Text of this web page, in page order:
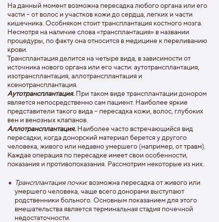
На данный момент возможна пересадка любого органа или его
части – от волос и участков кожи до сердца, легких и части
кишечника. Особняком стоит трансплантация костного мозга.
Несмотря на наличие слова «трансплантация» в названии
процедуры, по факту она относится в медицине к переливанию
крови.
Трансплантация делится на четыре вида, в зависимости от
источника нового органа или его части: аутотрансплантация,
изотрансплантация, аллотрансплантация и
ксенотрансплантация.
Аутотрансплантация. При таком виде трансплантации донором
является непосредственно сам пациент. Наиболее яркие
представители такого вида – пересадка кожи, волос, глубоких
вен и венозных клапанов.
Аллотрансплантация. Наиболее часто встречающийся вид
пересадки, когда донорский материал берется у другого
человека, живого или недавно умершего (например, от травм).
Каждая операция по пересадке имеет свои особенности,
показания и противопоказания. Рассмотрим некоторые из них.
Трансплантация почки:возможна пересадка от живого или
умершего человека, чаще всего донорами выступают
родственники больного. Основным показанием для этого
вмешательства является терминальная стадия почечной
недостаточности.